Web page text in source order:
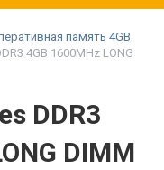
память 4GB
4GB 1600MHz LONG
DDR3
DIMM